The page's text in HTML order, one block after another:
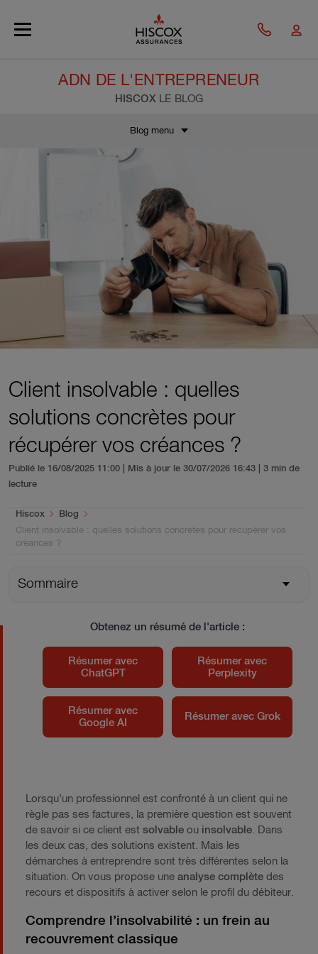
ADN DE L'ENTREPRENEUR
HISCOX LE BLOG
Blog menu
Client insolvable : quelles
solutions concrètes pour
récupérer vos créances ?
Publié le 16/08/2025 11:00 | Mis à jour le 30/07/2026 16:43
| 3 min de
lecture
You are here:
Hiscox
Blog
Client insolvable : quelles solutions concrètes pour récupérer vos
créances ?
Sommaire
Obtenez un résumé de l'article :
Résumer avec
ChatGPT
Résumer avec
Perplexity
Résumer avec
Google AI
Résumer avec Grok
Lorsqu’un professionnel est confronté à un client qui ne
règle pas ses factures, la première question est souvent
de savoir si ce client est solvable ou insolvable . Dans
les deux cas, des solutions existent. Mais les
démarches à entreprendre sont très différentes selon la
situation. On vous propose une analyse complète des
recours et dispositifs à activer selon le profil du débiteur.
Comprendre l’insolvabilité : un frein au
recouvrement classique